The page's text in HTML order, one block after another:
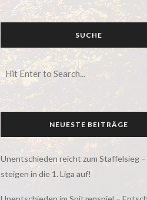
SUCHE
NEUESTE BEITRÄGE
Unentschieden reicht zum Staffelsieg
steigen in die 1. Liga auf!